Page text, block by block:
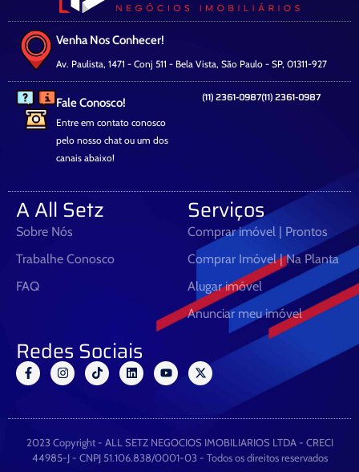
Fale Conosco!
Entre em contato conosco
pelo nosso chat ou um dos
canais abaixo!
(11) 2361-0987(11) 2361-0987
Venha Nos Conhecer!
Av. Paulista, 1471 - Conj 511 - Bela Vista, São Paulo - SP, 01311-927
A All Setz
Sobre Nós
Trabalhe Conosco
FAQ
Serviços
Comprar imóvel | Prontos
Comprar Imóvel | Na Planta
Alugar imóvel
Anunciar meu imóvel
Redes Sociais
F
a
c
o
k
I
n
s
r
a
m
T
i
k
L
i
n
i
n
Y
o
u
e
X
-
t
t
e
r
2023 Copyright - ALL SETZ NEGOCIOS IMOBILIARIOS LTDA - CRECI
44985-J - CNPJ 51.106.838/0001-03 - Todos os direitos reservados